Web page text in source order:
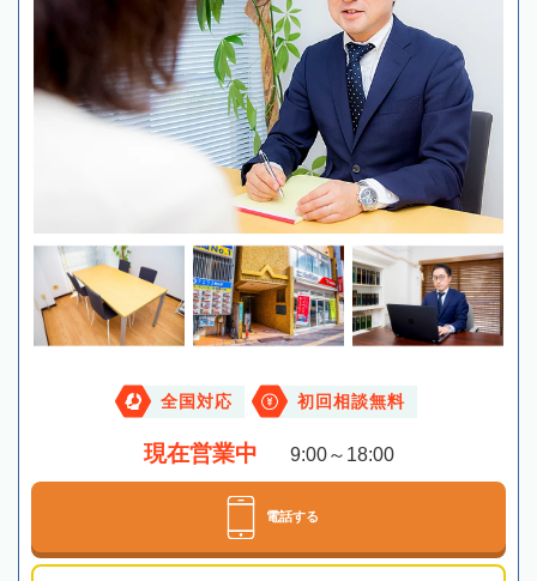
全国対応 初回相談無料
現在営業中 9:00～18:00
電話する